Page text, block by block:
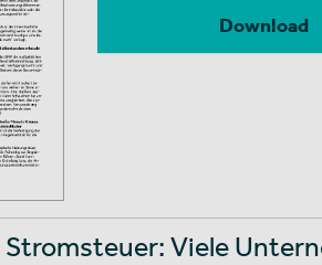
Download
Stromsteuer: Viele